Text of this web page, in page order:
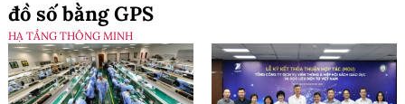
đồ số bằng GPS
HẠ TẦNG THÔNG MINH